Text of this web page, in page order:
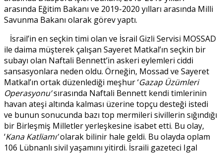
arasında Eğitim Bakanı ve 2019-2020 yılları arasında Milli
Savunma Bakanı olarak görev yaptı.
İsrail’in en seçkin timi olan ve İsrail Gizli Servisi MOSSAD
ile daima müşterek çalışan Sayeret Matkal’ın seçkin bir
subayı olan Naftali Bennett’in askeri eylemleri ciddi
sansasyonlara neden oldu. Örneğin, Mossad ve Sayeret
Matkal’ın ortak düzenlediği meşhur ‘Gazap Üzümleri
Operasyonu’sırasında Naftali Bennett kendi timlerinin
havan ateşi altında kalması üzerine topçu desteği istedi
ve bunun sonucunda bazı top mermileri sivillerin sığındığı
bir Birleşmiş Milletler yerleşkesine isabet etti. Bu olay,
‘Kana Katliamı’olarak bilinir hale geldi. Bu olayda oplam
106 Lübnanlı sivil yaşamını yitirdi. İsraili gazeteci Igal